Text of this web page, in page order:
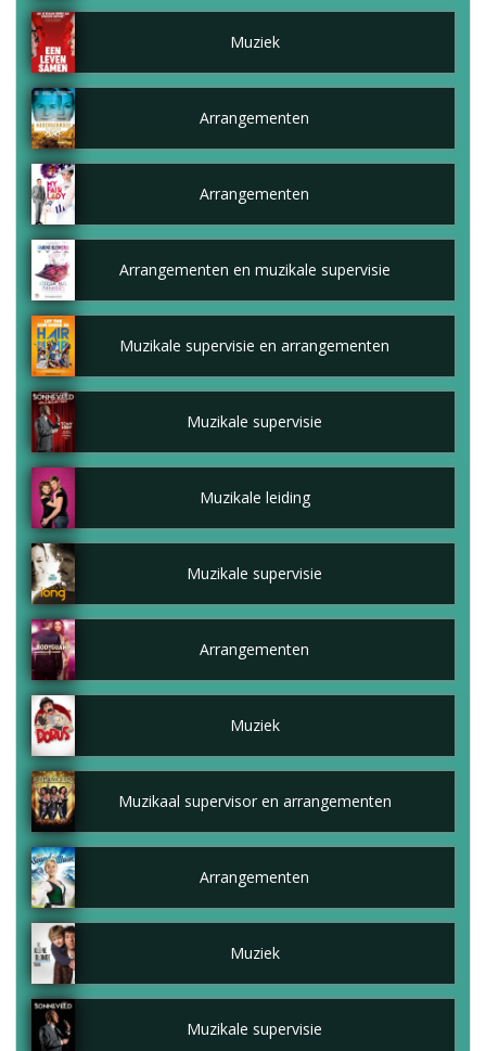
Muziek
Arrangementen
Arrangementen
Arrangementen en muzikale supervisie
Muzikale supervisie en arrangementen
Muzikale supervisie
Muzikale leiding
Muzikale supervisie
Arrangementen
Muziek
Muzikaal supervisor en arrangementen
Arrangementen
Muziek
Muzikale supervisie